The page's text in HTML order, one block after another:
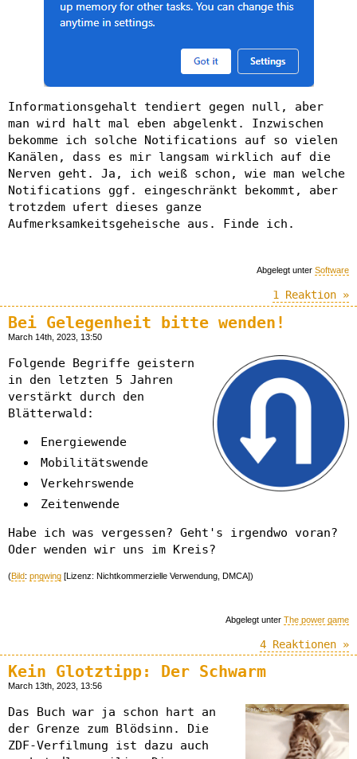
Informationsgehalt tendiert gegen null, aber
man wird halt mal eben abgelenkt. Inzwischen
bekomme ich solche Notifications auf so vielen
Kanälen, dass es mir langsam wirklich auf die
Nerven geht. Ja, ich weiß schon, wie man welche
Notifications ggf. eingeschränkt bekommt, aber
trotzdem ufert dieses ganze
Aufmerksamkeitsgeheische aus. Finde ich.
Abgelegt unter Software
1 Reaktion »
Bei Gelegenheit bitte wenden!
March 14th, 2023, 13:50
Folgende Begriffe geistern
in den letzten 5 Jahren
verstärkt durch den
Blätterwald:
Energiewende
Mobilitätswende
Verkehrswende
Zeitenwende
Habe ich was vergessen? Geht's irgendwo voran?
Oder wenden wir uns im Kreis?
(Bild: pngwing [Lizenz: Nichtkommerzielle Verwendung, DMCA])
Abgelegt unter The power game
4 Reaktionen »
Kein Glotztipp: Der Schwarm
March 13th, 2023, 13:56
Das Buch war ja schon hart an
der Grenze zum Blödsinn. Die
ZDF-Verfilmung ist dazu auch